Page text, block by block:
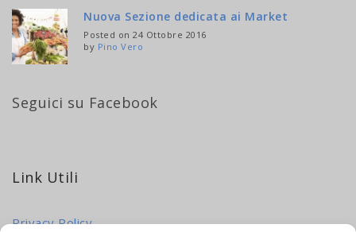
Nuova Sezione dedicata ai Market
Posted on 24 Ottobre 2016
by Pino Vero
Seguici su Facebook
Link Utili
Privacy Policy